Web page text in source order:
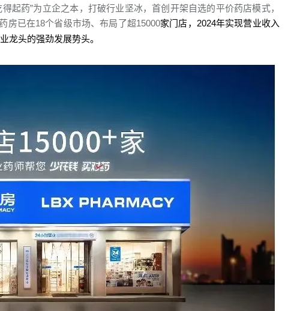
起药”为立企之本，打破行业坚冰，首创开架自选的平价药店模式，
房已在18个省级市场、布局了超15000家门店，2024年实现营业收入
龙头的强劲发展势头。